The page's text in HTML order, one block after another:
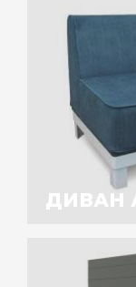
ДИВАН